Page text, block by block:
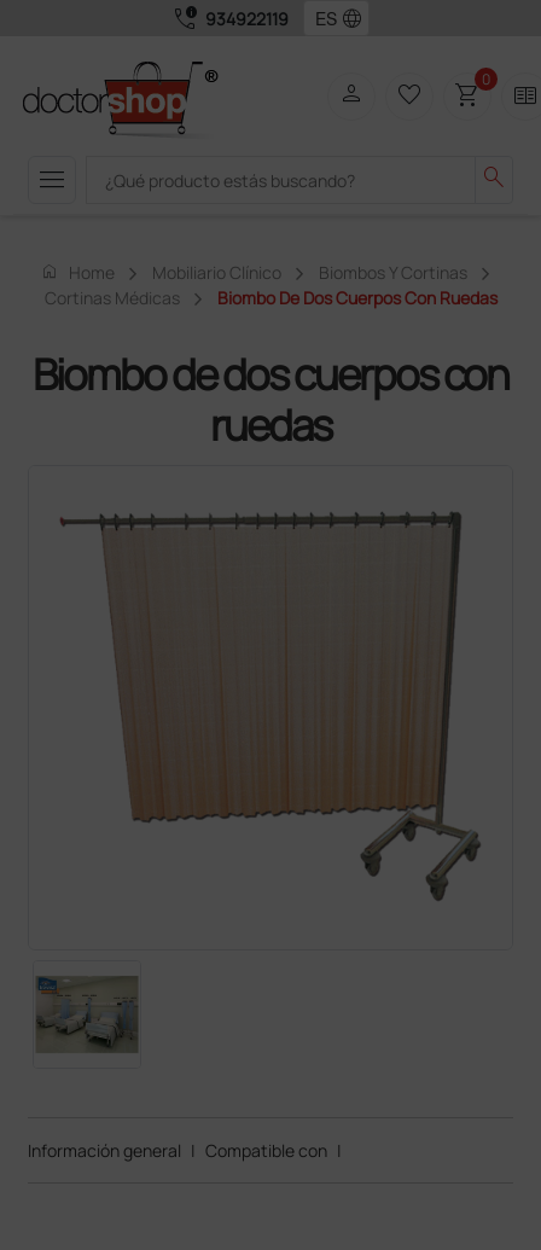
call_quality 934922119 language
menu search
person favorite_border shopping_cart0 two_pager
home Home Mobiliario Clínico
Biombos Y Cortinas
Cortinas Médicas
Biombo De Dos Cuerpos Con Ruedas
Biombo de dos cuerpos con
ruedas
Información general | Compatible con |